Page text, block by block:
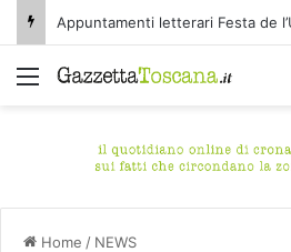
Appuntamenti letterari Festa de
Menu
Home / NEWS